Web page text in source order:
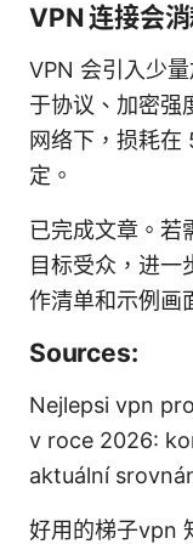
VPN 连接会
VPN 会引入少
于协议、加密强
网络下，损耗在
定。
已完成文章。若
目标受众，进一
作清单和示例画
Sources:
Nejlepsi vpn
v roce 2026:
aktuální
好用的梯子vpn